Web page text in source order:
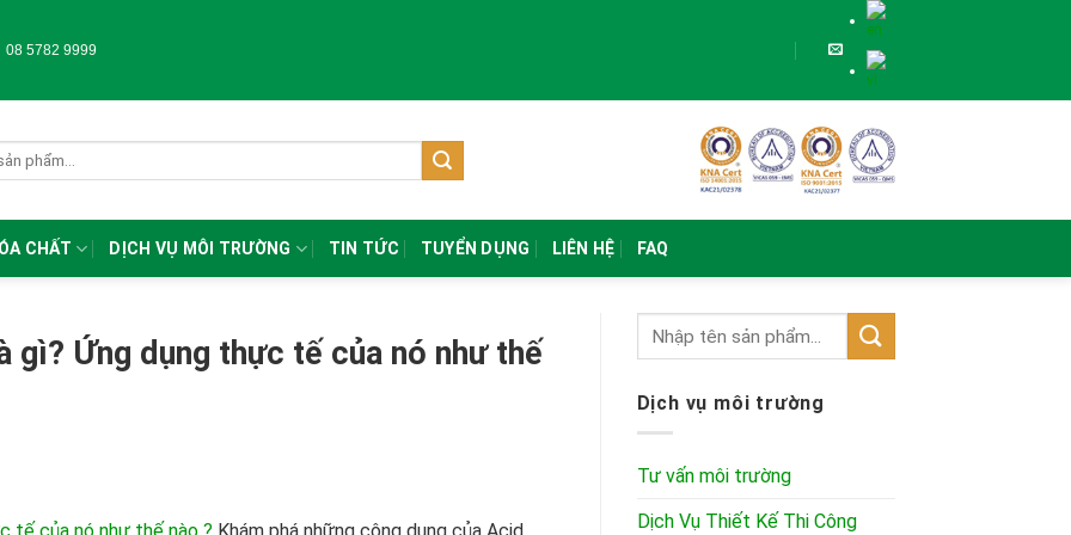
08 5782 9999
CHẤT DỊCH VỤ MÔI TRƯỜNG TIN TỨC TUYỂN DỤNG LIÊN HỆ FAQ
gì? Ứng dụng thực tế của nó như thế
Dịch vụ môi trường
Tư vấn môi trường
Dịch Vụ Thiết Kế Thi Công